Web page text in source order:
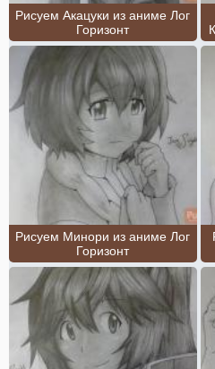
Рисуем Акацуки из аниме Лог
Горизонт
Рисуем Минори из аниме Лог
Горизонт